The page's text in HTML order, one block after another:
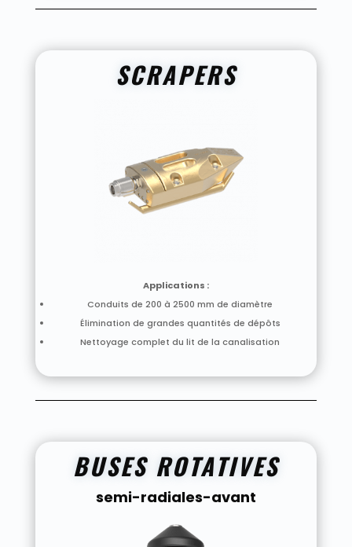
SCRAPERS
Applications :
Conduits de 200 à 2500 mm de diamètre
Élimination de grandes quantités de dépôts
Nettoyage complet du lit de la canalisation
BUSES ROTATIVES
semi-radiales-avant